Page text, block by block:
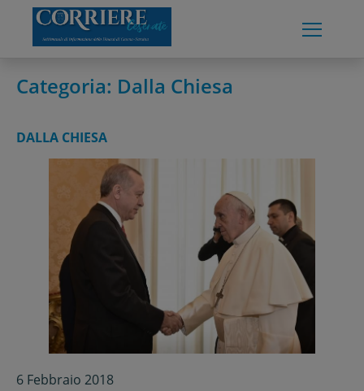
content
Categoria: Dalla Chiesa
DALLA CHIESA
6 Febbraio 2018